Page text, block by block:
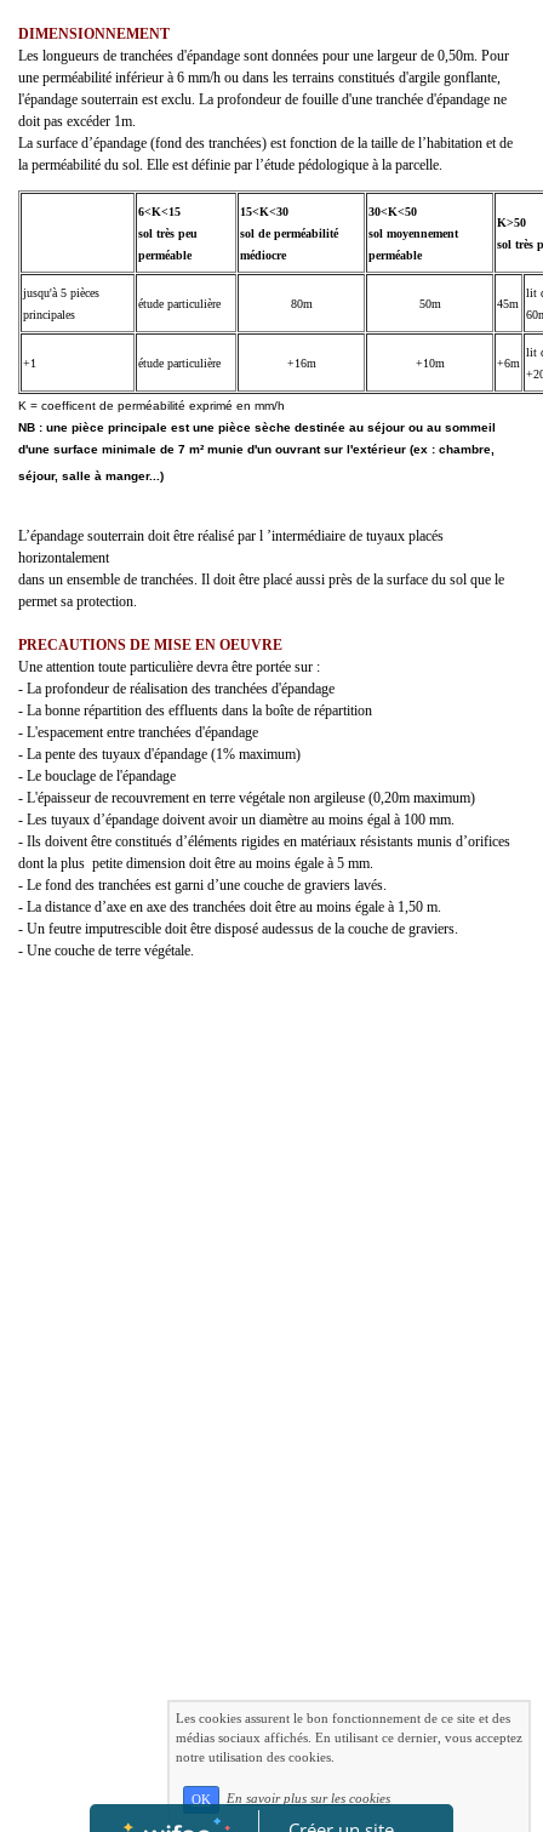
DIMENSIONNEMENT
Les longueurs de tranchées d'épandage sont données pour une largeur de 0,50m. Pour
une perméabilité inférieur à 6 mm/h ou dans les terrains constitués d'argile gonflante,
l'épandage souterrain est exclu. La profondeur de fouille d'une tranchée d'épandage ne
doit pas excéder 1m.
La surface d’épandage (fond des tranchées) est fonction de la taille de l’habitation et de
la perméabilité du sol. Elle est définie par l’étude pédologique à la parcelle.
6<K<15
sol très peu
perméable
15<K<30
sol de perméabilité
médiocre
30<K<50
sol moyennement
perméable
K>50
sol très
jusqu'à 5 pièces
principales
étude particulière 80m 50m 45m
lit
+1 étude particulière +16m +10m +6m
lit
K = coefficent de perméabilité exprimé en mm/h
NB : une pièce principale est une pièce sèche destinée au séjour ou au sommeil
d'une surface minimale de 7 m² munie d'un ouvrant sur l'extérieur (ex : chambre,
séjour, salle à manger...)
L’épandage souterrain doit être réalisé par l ’intermédiaire de tuyaux placés
horizontalement
dans un ensemble de tranchées. Il doit être placé aussi près de la surface du sol que le
permet sa protection.
PRECAUTIONS DE MISE EN OEUVRE
Une attention toute particulière devra être portée sur :
- La profondeur de réalisation des tranchées d'épandage
- La bonne répartition des effluents dans la boîte de répartition
- L'espacement entre tranchées d'épandage
- La pente des tuyaux d'épandage (1% maximum)
- Le bouclage de l'épandage
- L'épaisseur de recouvrement en terre végétale non argileuse (0,20m maximum)
- Les tuyaux d’épandage doivent avoir un diamètre au moins égal à 100 mm.
- Ils doivent être constitués d’éléments rigides en matériaux résistants munis d’orifices
dont la plus petite dimension doit être au moins égale à 5 mm.
- Le fond des tranchées est garni d’une couche de graviers lavés.
- La distance d’axe en axe des tranchées doit être au moins égale à 1,50 m.
- Un feutre imputrescible doit être disposé audessus de la couche de graviers.
- Une couche de terre végétale.
Les cookies assurent le bon fonctionnement de ce site et des
médias sociaux affichés. En utilisant ce dernier, vous acceptez
notre utilisation des cookies.
OK En savoir plus sur les cookies